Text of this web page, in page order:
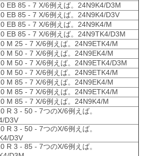
EB 85 - 7 X/6例えば。24N9K4/D3M
EB 85 - 7 X/6例えば。24N9K4/D3V
EB 85 - 7 X/6例えば。24N9K4/M
EB 85 - 7 X/6例えば。24N9TK4/D3M
M 25 - 7 X/6例えば。24N9ETK4/M
M 50 - 7 X/6例えば。24N9EK4/M
M 50 - 7 X/6例えば。24N9ETK4/D3M
M 50 - 7 X/6例えば。24N9ETK4/M
M 85 - 7 X/6例えば。24N9EK4/M
M 85 - 7 X/6例えば。24N9ETK4/M
M 85 - 7 X/6例えば。24N9K4/M
R 3 - 50 - 7つのX/6例えば。
D3V
R 3 - 50 - 7つのX/6例えば。
D3V
R 3 - 85 - 7つのX/6例えば。